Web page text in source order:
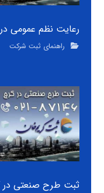
رعایت نظم عمومی
راهنمای ثبت شرکت
ثبت طرح صنعتی در